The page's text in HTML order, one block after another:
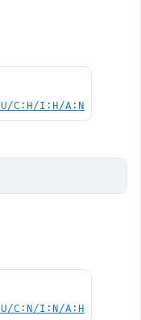
C:H/I:H/A:N
C:N/I:N/A:H